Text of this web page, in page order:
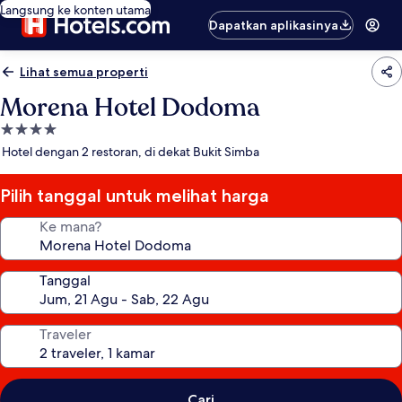
Langsung ke konten utama
Dapatkan aplikasinya
Lihat semua properti
Morena Hotel Dodoma
Properti
bintang
Hotel dengan 2 restoran, di dekat Bukit Simba
Pilih tanggal untuk melihat harga
Ke mana?
Tanggal
Traveler